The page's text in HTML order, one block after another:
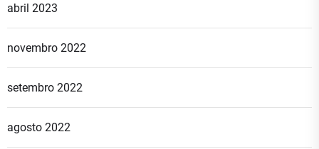
abril 2023
novembro 2022
setembro 2022
agosto 2022